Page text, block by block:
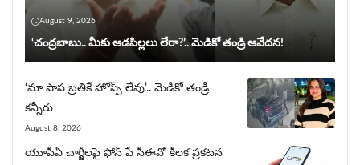
August 9, 2026
‘చంద్రబాబు.. మీకు ఆడపిల్లలు లేరా?’.. మెడికో తండ్రి ఆవేదన!
‘మా పాప బ్రతికే హోప్స్ లేవు’.. మెడికో తండ్రి
కన్నీరు
August 8, 2026
యూపీఏ చార్జీల‌పై ఫోన్ పే సీఈవో కీల‌క ప్ర‌క‌ట‌న‌